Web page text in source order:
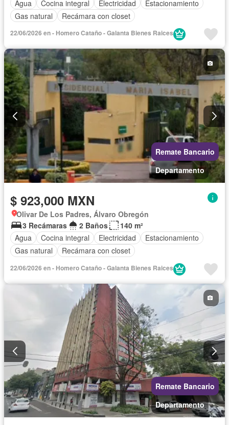
Agua Cocina integral Electricidad
Estacionamiento
Gas natural
Recámara con closet
22/06/2026 en - Homero Cataño - Galanta Bienes Raices
Remate Bancario
Departamento
$ 923,000 MXN
Olivar De Los Padres, Álvaro Obregón
3 Recámaras
2 Baños
140 m²
Agua
Cocina integral Electricidad
Estacionamiento
Gas natural
Recámara con closet
22/06/2026 en - Homero Cataño - Galanta Bienes Raices
Remate Bancario
Departamento